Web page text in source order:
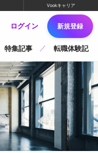
Vookキャリア
ログイン 新規登録
特集記事 転職体験記